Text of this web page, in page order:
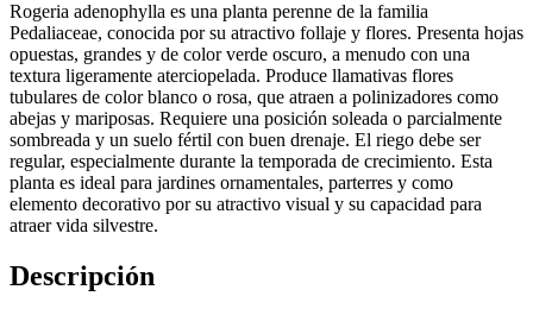
Rogeria adenophylla es una planta perenne de la familia
Pedaliaceae, conocida por su atractivo follaje y flores. Presenta hojas
opuestas, grandes y de color verde oscuro, a menudo con una
textura ligeramente aterciopelada. Produce llamativas flores
tubulares de color blanco o rosa, que atraen a polinizadores como
abejas y mariposas. Requiere una posición soleada o parcialmente
sombreada y un suelo fértil con buen drenaje. El riego debe ser
regular, especialmente durante la temporada de crecimiento. Esta
planta es ideal para jardines ornamentales, parterres y como
elemento decorativo por su atractivo visual y su capacidad para
atraer vida silvestre.
Descripción